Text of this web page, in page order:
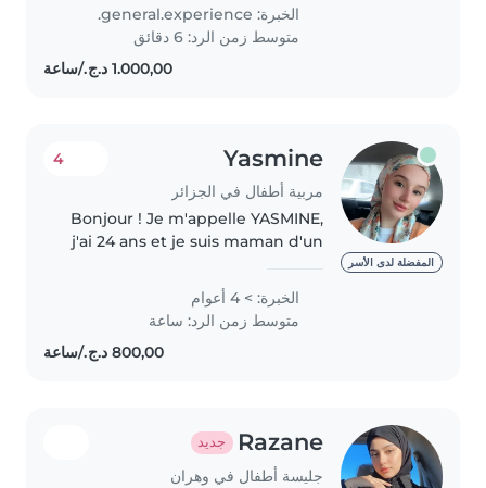
French, and Arabic, and I have
experience with babies,
الخبرة: general.experience.
متوسط زمن الرد: 6 دقائق
المفضلة لدى الأسر
Yasmine
مربية أطفال في الجزائر
4
Bonjour ! Je m'appelle YASMINE,
j'ai 24 ans et je suis maman d'un
d'expérience dans la garde
d'enfants au sein de familles de
différentes nationalités,..
الخبرة: > 4 أعوام
متوسط زمن الرد: ساعة
Razane جديد
جليسة أطفال في وهران